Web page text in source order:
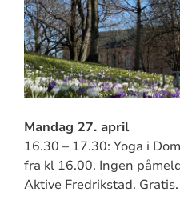
Mandag 27. april
16.30 – 17.30: Yoga i
fra kl 16.00. Ingen
Aktive Fredrikstad. Gratis.